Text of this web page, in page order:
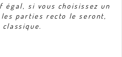
égal, si vous choisissez un
parties recto le seront,